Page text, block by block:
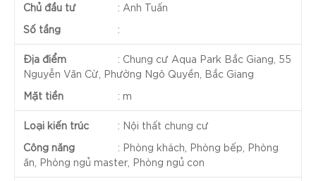
Chủ đầu tư : Anh Tuấn
Số tầng
:
Địa điểm : Chung cư Aqua Park Bắc Giang, 55
Nguyễn Văn Cừ, Phường Ngô Quyền, Bắc Giang
Mặt tiền
: m
Loại kiến trúc : Nội thất chung cư
Công năng
: Phòng khách, Phòng bếp, Phòng
ăn, Phòng ngủ master, Phòng ngủ con